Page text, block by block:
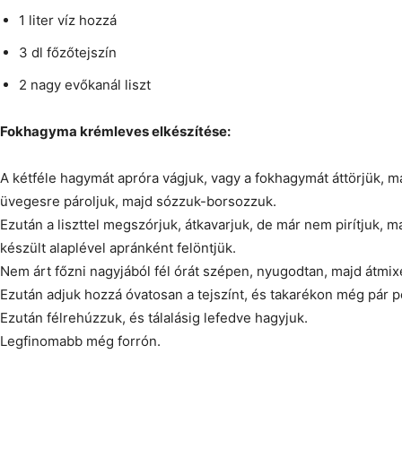
1 liter víz hozzá
3 dl főzőtejszín
2 nagy evőkanál liszt
Fokhagyma krémleves elkészítése:
A kétféle hagymát apróra vágjuk, vagy a fokhagymát áttörjük,
üvegesre pároljuk, majd sózzuk-borsozzuk.
Ezután a liszttel megszórjuk, átkavarjuk, de már nem pirítjuk,
készült alaplével apránként felöntjük.
Nem árt főzni nagyjából fél órát szépen, nyugodtan, majd
Ezután adjuk hozzá óvatosan a tejszínt, és takarékon még pár
Ezután félrehúzzuk, és tálalásig lefedve hagyjuk.
Legfinomabb még forrón.